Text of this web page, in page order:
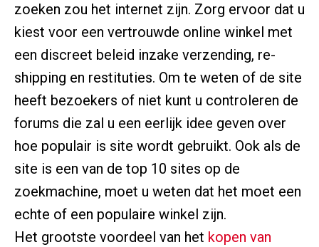
zoeken zou het internet zijn. Zorg ervoor dat u
kiest voor een vertrouwde online winkel met
een discreet beleid inzake verzending, re-
shipping en restituties. Om te weten of de site
heeft bezoekers of niet kunt u controleren de
forums die zal u een eerlijk idee geven over
hoe populair is site wordt gebruikt. Ook als de
site is een van de top 10 sites op de
zoekmachine, moet u weten dat het moet een
echte of een populaire winkel zijn.
Het grootste voordeel van het kopen van